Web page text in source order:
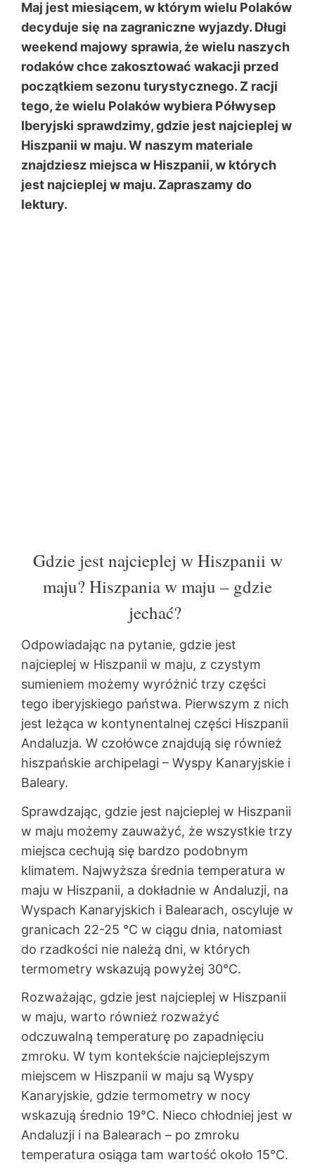
Maj jest miesiącem, w którym wielu Polaków
decyduje się na zagraniczne wyjazdy. Długi
weekend majowy sprawia, że wielu naszych
rodaków chce zakosztować wakacji przed
początkiem sezonu turystycznego. Z racji
tego, że wielu Polaków wybiera Półwysep
Iberyjski sprawdzimy, gdzie jest najcieplej w
Hiszpanii w maju. W naszym materiale
znajdziesz miejsca w Hiszpanii, w których
jest najcieplej w maju. Zapraszamy do
lektury.
Gdzie jest najcieplej w Hiszpanii w
maju? Hiszpania w maju – gdzie
jechać?
Odpowiadając na pytanie, gdzie jest
najcieplej w Hiszpanii w maju, z czystym
sumieniem możemy wyróżnić trzy części
tego iberyjskiego państwa. Pierwszym z nich
jest leżąca w kontynentalnej części Hiszpanii
Andaluzja. W czołówce znajdują się również
hiszpańskie archipelagi – Wyspy Kanaryjskie i
Baleary.
Sprawdzając, gdzie jest najcieplej w Hiszpanii
w maju możemy zauważyć, że wszystkie trzy
miejsca cechują się bardzo podobnym
klimatem. Najwyższa średnia temperatura w
maju w Hiszpanii, a dokładnie w Andaluzji, na
Wyspach Kanaryjskich i Balearach, oscyluje w
granicach 22-25 °C w ciągu dnia, natomiast
do rzadkości nie należą dni, w których
termometry wskazują powyżej 30°C.
Rozważając, gdzie jest najcieplej w Hiszpanii
w maju, warto również rozważyć
odczuwalną temperaturę po zapadnięciu
zmroku. W tym kontekście najcieplejszym
miejscem w Hiszpanii w maju są Wyspy
Kanaryjskie, gdzie termometry w nocy
wskazują średnio 19°C. Nieco chłodniej jest w
Andaluzji i na Balearach – po zmroku
temperatura osiąga tam wartość około 15°C.